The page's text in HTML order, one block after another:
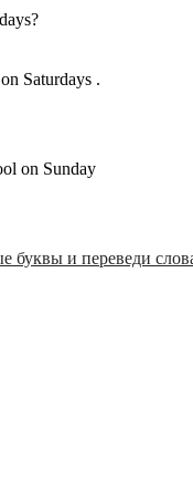
Saturdays .
on Sunday
буквы и переведи